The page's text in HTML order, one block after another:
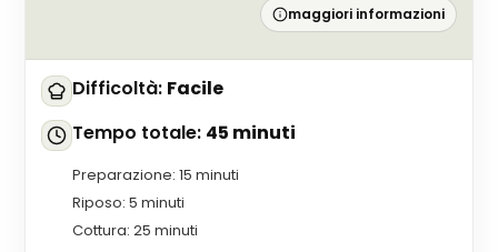
maggiori informazioni
Difficoltà: Facile
Tempo totale: 45 minuti
Preparazione:15 minuti
Riposo:5 minuti
Cottura:25 minuti